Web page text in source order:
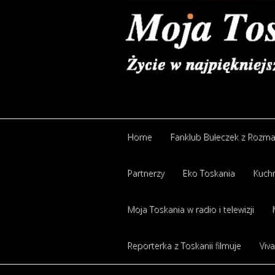
Home
Home
Fanklub Bułeczek z
Fanklub Bułeczek z
Partnerzy
Partnerzy
Eko Toskania
Eko Toskania
Moja Toskania w radio i telewizji
Moja Toskania w radio i telewizji
Reporterka z Toskanii filmuje